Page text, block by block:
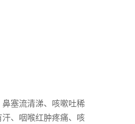
塞流清涕、咳嗽吐稀
、咽喉红肿疼痛、咳